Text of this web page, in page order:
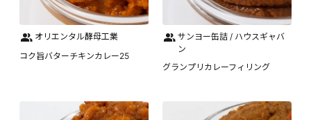
オリエンタル酵母工業
コク旨バターチキンカレー25
サンヨー缶詰 / ハウスギャバ
ン
グランプリカレーフィリング